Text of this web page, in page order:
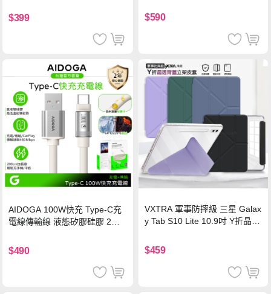
$399 $590
AIDOGA 100W快充 Type-C充
電線傳輸線 液態矽膠硅膠 2M
$490
VXTRA 軍事防摔級 三星 Galax
y Tab S10 Lite 10.9吋 Y折晶透
$459